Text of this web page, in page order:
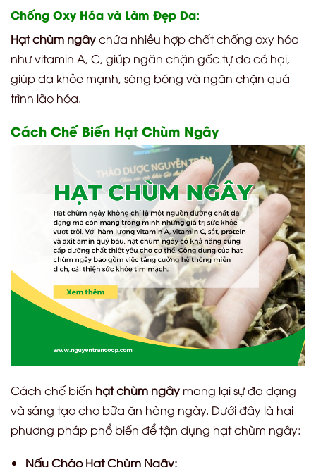
Chống Oxy Hóa và Làm Đẹp Da:
Hạt chùm ngâychứa nhiều hợp chất chống oxy hóa
như vitamin A, C, giúp ngăn chặn gốc tự do có hại,
giúp da khỏe mạnh, sáng bóng và ngăn chặn quá
trình lão hóa.
Cách Chế Biến Hạt Chùm Ngây
Cách chế biến hạt chùm ngây mang lại sự đa dạng
và sáng tạo cho bữa ăn hàng ngày. Dưới đây là hai
phương pháp phổ biến để tận dụng hạt chùm ngây:
Nấu Cháo Hạt Chùm Ngây: